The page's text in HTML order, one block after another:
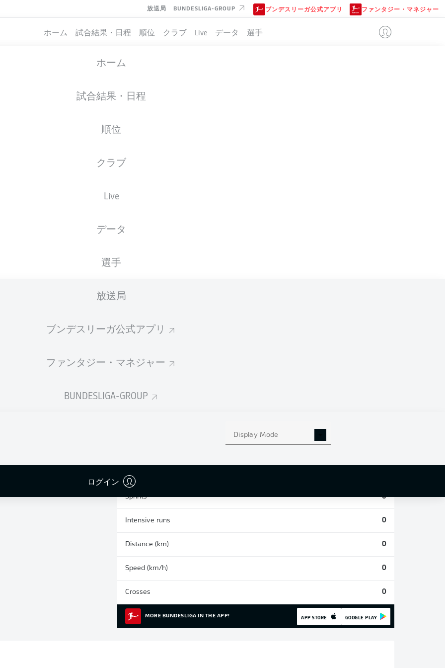
放送局 BUNDESLIGA-GROUP ブンデスリーガ公式アプリ ファンタジー・マネジャー
ホーム 試合結果・日程 順位 クラブ Live データ 選手
ホーム
試合結果・日程
順位
クラブ
Live
データ
選手
放送局
ブンデスリーガ公式アプリ
ファンタジー・マネジャー
BUNDESLIGA-GROUP
Display Mode
ログイン
16.02.2005
統計 シーズン 2026/2027
Sprints 0
Intensive runs 0
Distance (km) 0
Speed (km/h) 0
Crosses 0
MORE BUNDESLIGA IN THE APP! APP STORE GOOGLE PLAY